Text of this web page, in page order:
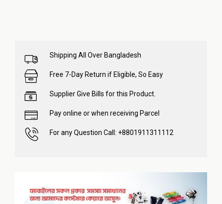
Shipping All Over Bangladesh
Free 7-Day Return if Eligible, So Easy
Supplier Give Bills for this Product.
Pay online or when receiving Parcel
For any Question Call: +8801911311112